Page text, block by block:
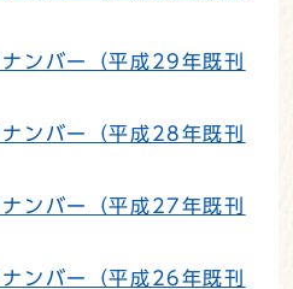
ナンバー（平成29年既刊
ナンバー（平成28年既刊
ナンバー（平成27年既刊
ナンバー（平成26年既刊